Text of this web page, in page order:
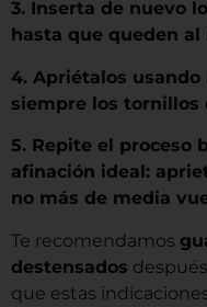
3️. Inserta de nuevo
hasta que queden
4️. Apriétalos
siempre los tornillos
5. Repite el proceso
afinación ideal:
no más de media
Te recomendamos
destensados
que estas